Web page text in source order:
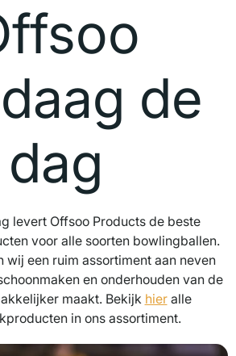
de
dag
levert Offsoo Products de beste
voor alle soorten bowlingballen.
wij een ruim assortiment aan neven
en onderhouden van de
maakt. Bekijk hier alle
in ons assortiment.